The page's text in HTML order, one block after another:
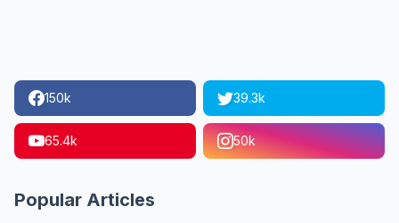
150k 39.3k
65.4k 50k
Popular Articles